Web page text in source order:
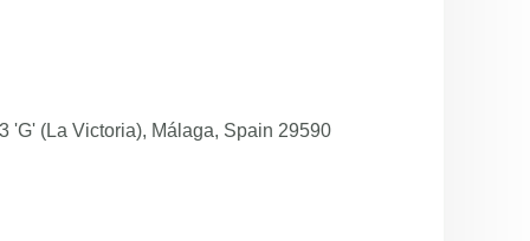
'G' (La Victoria), Málaga, Spain 29590